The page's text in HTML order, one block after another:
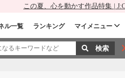
この夏、心を動かす作品特集 |
ル一覧 ランキング マイメニュー